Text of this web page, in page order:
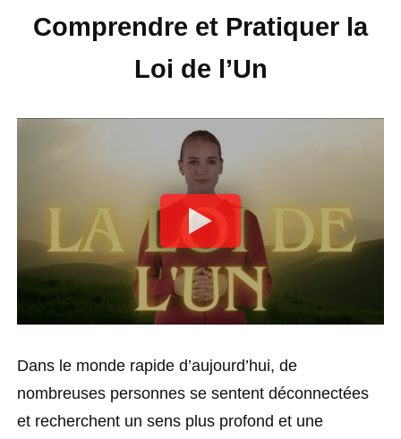
Comprendre et Pratiquer la
Loi de l’Un
Dans le monde rapide d’aujourd’hui, de
nombreuses personnes se sentent déconnectées
et recherchent un sens plus profond et une